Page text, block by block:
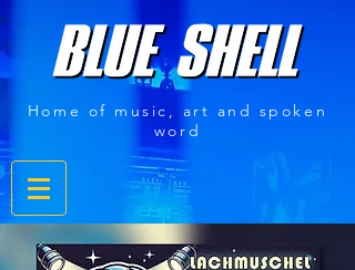
Home of music, art and spoken
word